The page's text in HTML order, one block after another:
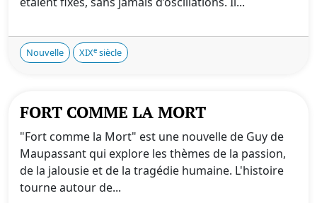
Nouvelle XIXe siècle
FORT COMME LA MORT
"Fort comme la Mort" est une nouvelle de Guy de
Maupassant qui explore les thèmes de la passion,
de la jalousie et de la tragédie humaine. L'histoire
tourne autour de...